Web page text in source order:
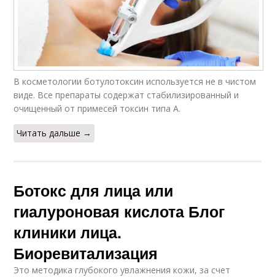
В косметологии ботулотоксин используется не в чистом
виде. Все препараты содержат стабилизированный и
очищенный от примесей токсин типа А.
Читать дальше →
Ботокс для лица или
гиалуроновая кислота Блог
клиники лица.
Биоревитализация
Это методика глубокого увлажнения кожи, за счет